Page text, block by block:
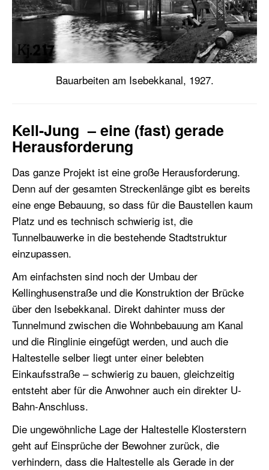
Bauarbeiten am Isebekkanal, 1927.
Kell-Jung – eine (fast) gerade
Herausforderung
Das ganze Projekt ist eine große Herausforderung.
Denn auf der gesamten Streckenlänge gibt es bereits
eine enge Bebauung, so dass für die Baustellen kaum
Platz und es technisch schwierig ist, die
Tunnelbauwerke in die bestehende Stadtstruktur
einzupassen.
Am einfachsten sind noch der Umbau der
Kellinghusenstraße und die Konstruktion der Brücke
über den Isebekkanal. Direkt dahinter muss der
Tunnelmund zwischen die Wohnbebauung am Kanal
und die Ringlinie eingefügt werden, und auch die
Haltestelle selber liegt unter einer belebten
Einkaufsstraße – schwierig zu bauen, gleichzeitig
entsteht aber für die Anwohner auch ein direkter U-
Bahn-Anschluss.
Die ungewöhnliche Lage der Haltestelle Klosterstern
geht auf Einsprüche der Bewohner zurück, die
verhindern, dass die Haltestelle als Gerade in der